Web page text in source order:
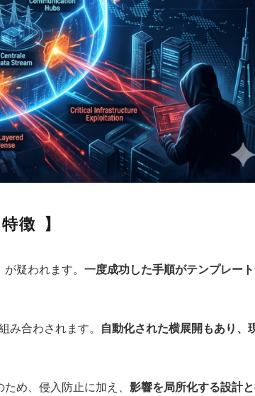
徴
疑われます。 一度成功した手順がテンプレー
合わされます。 自動化された横展開もあり、
め、侵入防止に加え、 影響を局所化する設計